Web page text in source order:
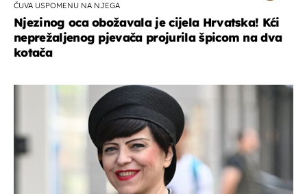
ČUVA USPOMENU NA NJEGA
Njezinog oca obožavala je cijela Hrvatska! Kći
neprežaljenog pjevača projurila špicom na dva
kotača